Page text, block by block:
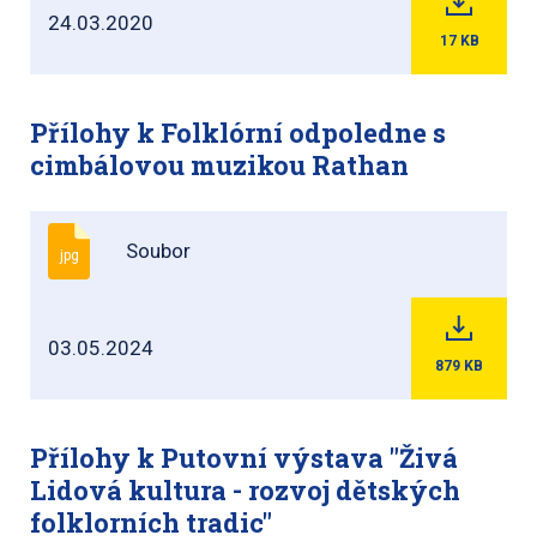
24.03.2020
17 KB
Přílohy k Folklórní odpoledne s
cimbálovou muzikou Rathan
jpg Soubor
03.05.2024
879 KB
Přílohy k Putovní výstava "Živá
Lidová kultura - rozvoj dětských
folklorních tradic"